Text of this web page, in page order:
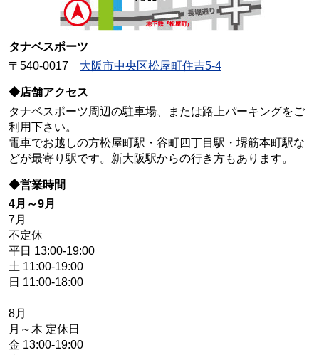
タナベスポーツ
〒540-0017 大阪市中央区松屋町住吉5-4
◆店舗アクセス
タナベスポーツ周辺の駐車場、または路上パーキングをご
利用下さい。
電車でお越しの方松屋町駅・谷町四丁目駅・堺筋本町駅な
どが最寄り駅です。新大阪駅からの行き方もあります。
◆営業時間
4月～9月
7月
不定休
平日 13:00-19:00
土 11:00-19:00
日 11:00-18:00
8月
月～木 定休日
金 13:00-19:00